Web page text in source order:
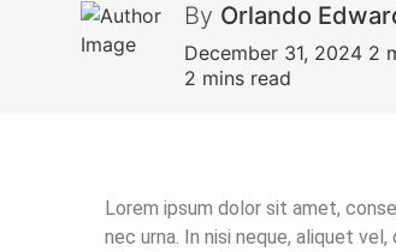
Orlando
December 31, 2024 2
2 mins read
Lorem ipsum dolor sit amet,
nec urna. In nisi neque, aliquet